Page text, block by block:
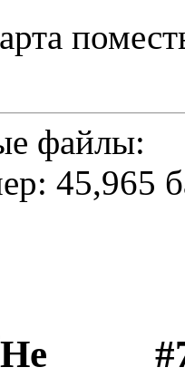
файлы:
45,965